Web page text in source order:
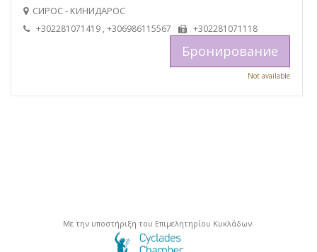
СИРОС - КИНИДАРОС
+302281071419 , +306986115567 +302281071118
Бронирование
Not available
Με την υποστήριξη του Επιμελητηρίου Κυκλάδων.